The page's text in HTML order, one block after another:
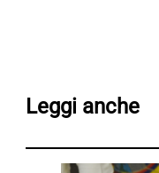
Leggi anche